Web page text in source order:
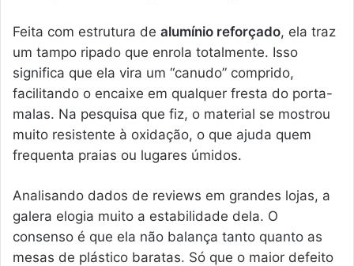
Feita com estrutura de alumínio reforçado, ela traz
um tampo ripado que enrola totalmente. Isso
significa que ela vira um “canudo” comprido,
facilitando o encaixe em qualquer fresta do porta-
malas. Na pesquisa que fiz, o material se mostrou
muito resistente à oxidação, o que ajuda quem
frequenta praias ou lugares úmidos.
Analisando dados de reviews em grandes lojas, a
galera elogia muito a estabilidade dela. O
consenso é que ela não balança tanto quanto as
mesas de plástico baratas. Só que o maior defeito